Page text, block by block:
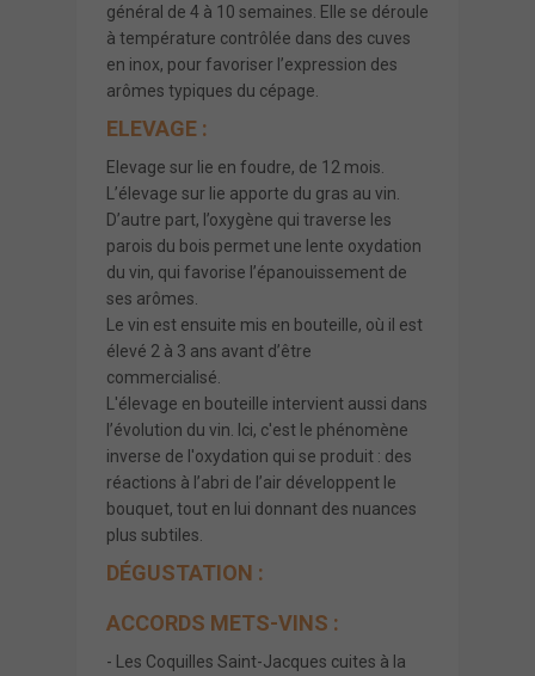
général de 4 à 10 semaines. Elle se déroule
à température contrôlée dans des cuves
en inox, pour favoriser l’expression des
arômes typiques du cépage.
ELEVAGE :
Elevage sur lie en foudre, de 12 mois.
L’élevage sur lie apporte du gras au vin.
D’autre part, l’oxygène qui traverse les
parois du bois permet une lente oxydation
du vin, qui favorise l’épanouissement de
ses arômes.
Le vin est ensuite mis en bouteille, où il est
élevé 2 à 3 ans avant d’être
commercialisé.
L'élevage en bouteille intervient aussi dans
l’évolution du vin. Ici, c'est le phénomène
inverse de l'oxydation qui se produit : des
réactions à l’abri de l’air développent le
bouquet, tout en lui donnant des nuances
plus subtiles.
DÉGUSTATION :
ACCORDS METS-VINS :
- Les Coquilles Saint-Jacques cuites à la